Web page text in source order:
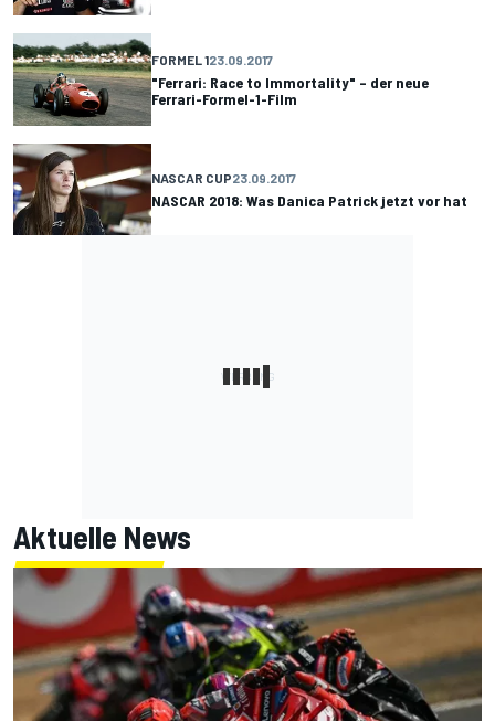
FORMEL 123.09.2017
"Ferrari: Race to Immortality" – der neue
Ferrari-Formel-1-Film
NASCAR CUP23.09.2017
NASCAR 2018: Was Danica Patrick jetzt vor hat
Aktuelle News